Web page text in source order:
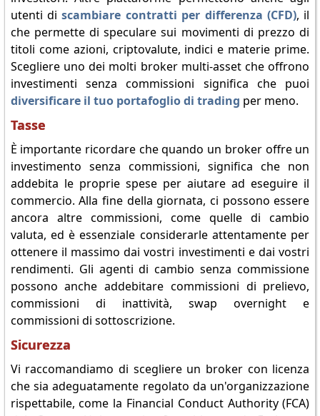
utenti discambiare contratti per differenza (CFD), il
che permette di speculare sui movimenti di prezzo di
titoli come azioni, criptovalute, indici e materie prime.
Scegliere uno dei molti broker multi-asset che offrono
investimenti senza commissioni significa che puoi
diversificare il tuo portafoglio di trading per meno.
Tasse
È importante ricordare che quando un broker offre un
investimento senza commissioni, significa che non
addebita le proprie spese per aiutare ad eseguire il
commercio. Alla fine della giornata, ci possono essere
ancora altre commissioni, come quelle di cambio
valuta, ed è essenziale considerarle attentamente per
ottenere il massimo dai vostri investimenti e dai vostri
rendimenti. Gli agenti di cambio senza commissione
possono anche addebitare commissioni di prelievo,
commissioni di inattività, swap overnight e
commissioni di sottoscrizione.
Sicurezza
Vi raccomandiamo di scegliere un broker con licenza
che sia adeguatamente regolato da un'organizzazione
rispettabile, come la Financial Conduct Authority (FCA)